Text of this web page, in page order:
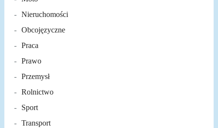
Nieruchomości
Obcojęzyczne
Praca
Prawo
Przemysł
Rolnictwo
Sport
Transport